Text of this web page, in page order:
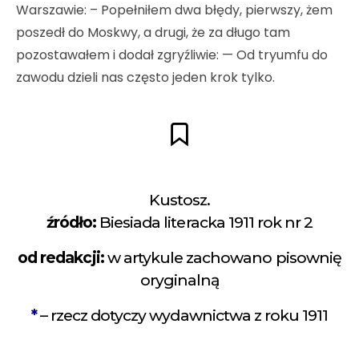
Warszawie: – Popełniłem dwa błędy, pierwszy, żem
poszedł do Moskwy, a drugi, że za długo tam
pozostawałem i dodał zgryźliwie: — Od tryumfu do
zawodu dzieli nas często jeden krok tylko.
Kustosz.
źródło:Biesiada literacka 1911 rok nr 2
od redakcji:w artykule zachowano pisownię
oryginalną
*– rzecz dotyczy wydawnictwa z roku 1911